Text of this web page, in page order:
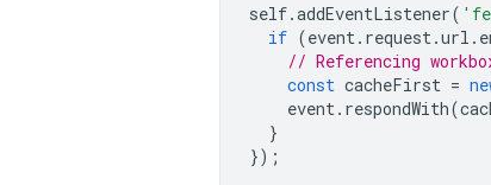
self.addEventListener(
if (event. request.url .
// Referencing
const cacheFirst =
event. respondWith(
}
});